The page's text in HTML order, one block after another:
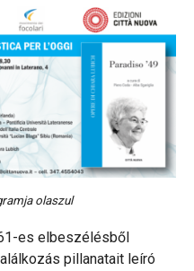
olaszul
es elbeszélésből
pillanatait leíró